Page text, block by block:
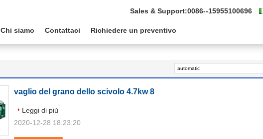
Sales & Support:0086--15955100696
Chi siamo Contattaci Richiedere un preventivo
vaglio del grano dello scivolo 4.7kw 8
Leggi di più
2020-12-28 18:23:20